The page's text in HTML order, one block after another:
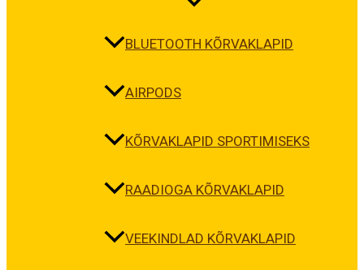
BLUETOOTH KÕRVAKLAPID
AIRPODS
KÕRVAKLAPID SPORTIMISEKS
RAADIOGA KÕRVAKLAPID
VEEKINDLAD KÕRVAKLAPID